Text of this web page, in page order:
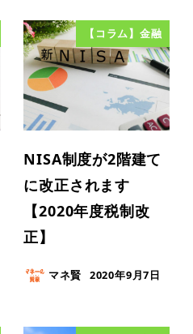
【コラム】金融
NISA制度が2階建て
に改正されます
【2020年度税制改
正】
マネ賢 2020年9月7日